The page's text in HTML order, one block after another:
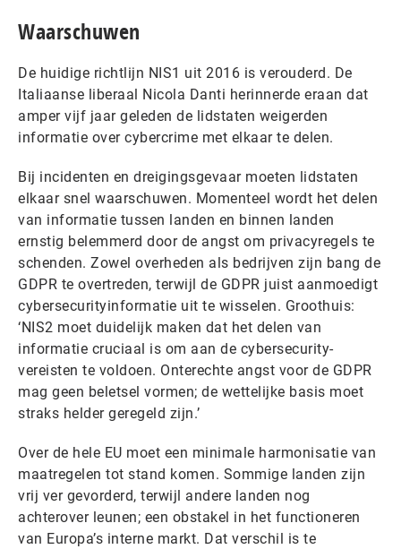
Waarschuwen
De huidige richtlijn NIS1 uit 2016 is verouderd. De
Italiaanse liberaal Nicola Danti herinnerde eraan dat
amper vijf jaar geleden de lidstaten weigerden
informatie over cybercrime met elkaar te delen.
Bij incidenten en dreigingsgevaar moeten lidstaten
elkaar snel waarschuwen. Momenteel wordt het delen
van informatie tussen landen en binnen landen
ernstig belemmerd door de angst om privacyregels te
schenden. Zowel overheden als bedrijven zijn bang de
GDPR te overtreden, terwijl de GDPR juist aanmoedigt
cybersecurityinformatie uit te wisselen. Groothuis:
‘NIS2 moet duidelijk maken dat het delen van
informatie cruciaal is om aan de cybersecurity-
vereisten te voldoen. Onterechte angst voor de GDPR
mag geen beletsel vormen; de wettelijke basis moet
straks helder geregeld zijn.’
Over de hele EU moet een minimale harmonisatie van
maatregelen tot stand komen. Sommige landen zijn
vrij ver gevorderd, terwijl andere landen nog
achterover leunen; een obstakel in het functioneren
van Europa’s interne markt. Dat verschil is te